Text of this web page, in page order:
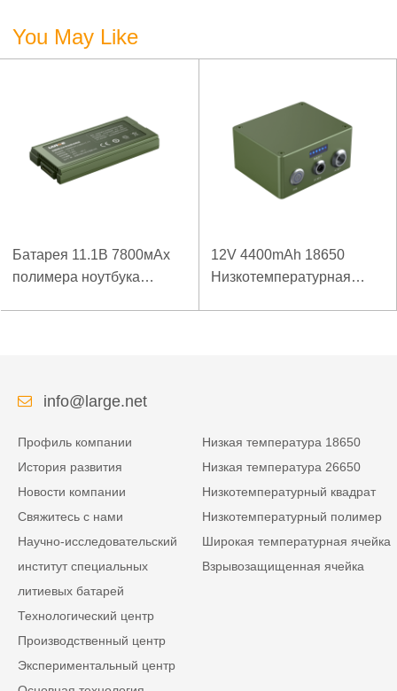
You May Like
Батарея 11.1В 7800мАх
полимера ноутбука
12V 4400mAh 18650
Низкотемпературная
info@large.net
Профиль компании
История развития
Новости компании
Свяжитесь с нами
Научно-исследовательский
институт специальных
литиевых батарей
Технологический центр
Производственный центр
Экспериментальный центр
Низкая температура 18650
Низкая температура 26650
Низкотемпературный квадрат
Низкотемпературный полимер
Широкая температурная ячейка
Взрывозащищенная ячейка